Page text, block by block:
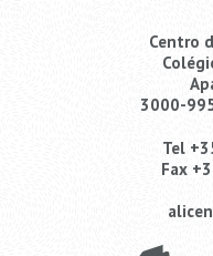
Centro
3000-
Tel
Fax